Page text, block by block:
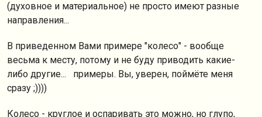
(духовное и материальное) не просто имеют разные
направления...
В приведенном Вами примере "колесо" - вообще
весьма к месту, потому и не буду приводить какие-
либо другие... примеры. Вы, уверен, поймёте меня
сразу ;))))
Колесо - круглое и оспаривать это можно, но глупо,